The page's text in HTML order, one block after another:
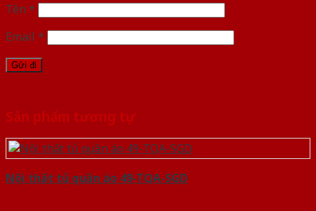
Tên *
Email *
Sản phẩm tương tự
Nội thất tủ quần áo 49-TQA-SGD